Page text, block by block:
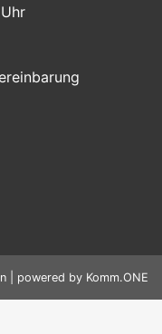
| powered by Komm.ONE